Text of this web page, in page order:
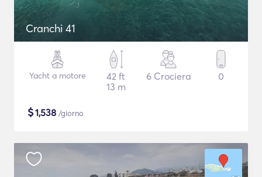
Cranchi 41
Yacht a motore
42 ft
13 m
6 Crociera 0
$1,538 /giorno